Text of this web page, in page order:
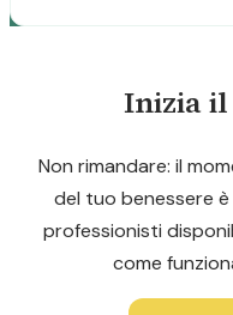
Inizia
Non rimandare: il
del tuo benessere è
professionisti
come